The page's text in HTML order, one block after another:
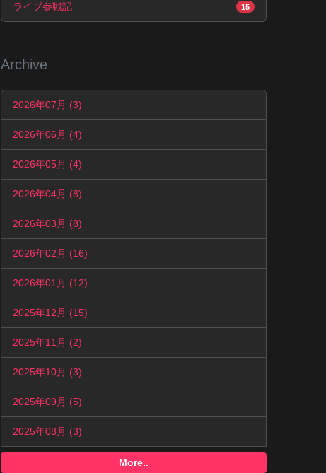
ライブ参戦記 15
Archive
2026年07月 (3)
2026年06月 (4)
2026年05月 (4)
2026年04月 (8)
2026年03月 (8)
2026年02月 (16)
2026年01月 (12)
2025年12月 (15)
2025年11月 (2)
2025年10月 (3)
2025年09月 (5)
2025年08月 (3)
More..